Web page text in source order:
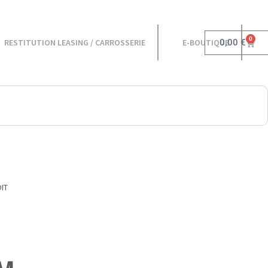
RESTITUTION LEASING / CARROSSERIE E-BOUTIQUE0,00 € 0